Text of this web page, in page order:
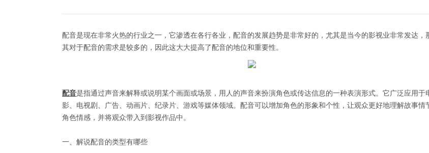
配音是现在非常火热的行业之一，它渗透在各行各业，配音的发展趋势是非常好的，尤其是当今的影视业非常发达，
其对于配音的需求是较多的，因此这大大提高了配音的地位和重要性。
配音是指通过声音来解释或说明某个画面或场景，用人的声音来扮演角色或传达信息的一种表演形式。它广泛应用于
影、电视剧、广告、动画片、纪录片、游戏等媒体领域。配音可以增加角色的形象和个性，让观众更好地理解故事情
角色情感，并将观众带入到影视作品中。
一、解说配音的类型有哪些